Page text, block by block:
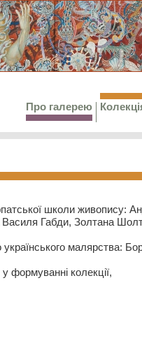
Про галерею
школи живопису:
Габди, Золтана
малярства:
формуванні колекції,